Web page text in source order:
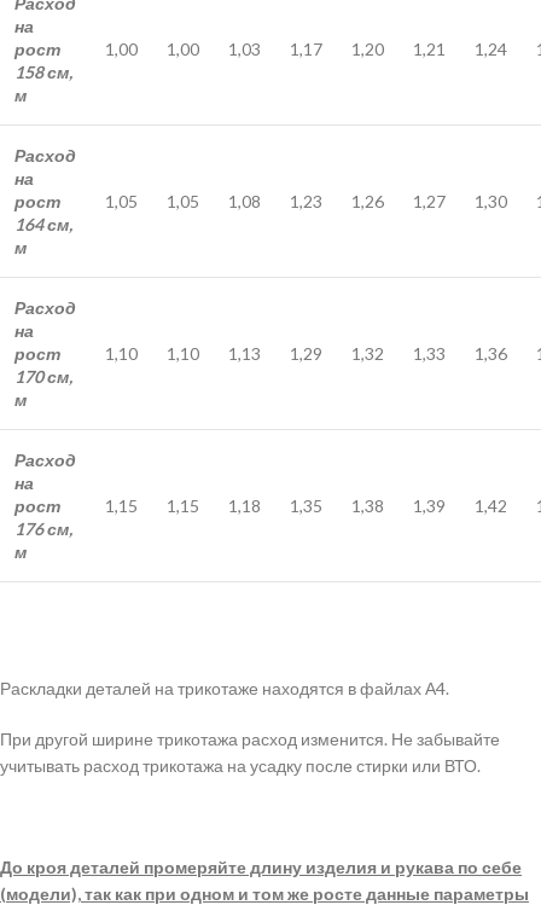
на
рост
158 см,
м
1,00 1,00 1,03 1,17 1,20 1,21 1,24
Расход
на
рост
164 см,
м
1,05 1,05 1,08 1,23 1,26 1,27 1,30
Расход
на
рост
170 см,
м
1,10 1,10 1,13 1,29 1,32 1,33 1,36
Расход
на
рост
176 см,
м
1,15 1,15 1,18 1,35 1,38 1,39 1,42
Раскладки деталей на трикотаже находятся в файлах А4.
При другой ширине трикотажа расход изменится. Не забывайте
учитывать расход трикотажа на усадку после стирки или ВТО.
До кроя деталей промеряйте длину изделия и рукава по себе
(модели), так как при одном и том же росте данные параметры